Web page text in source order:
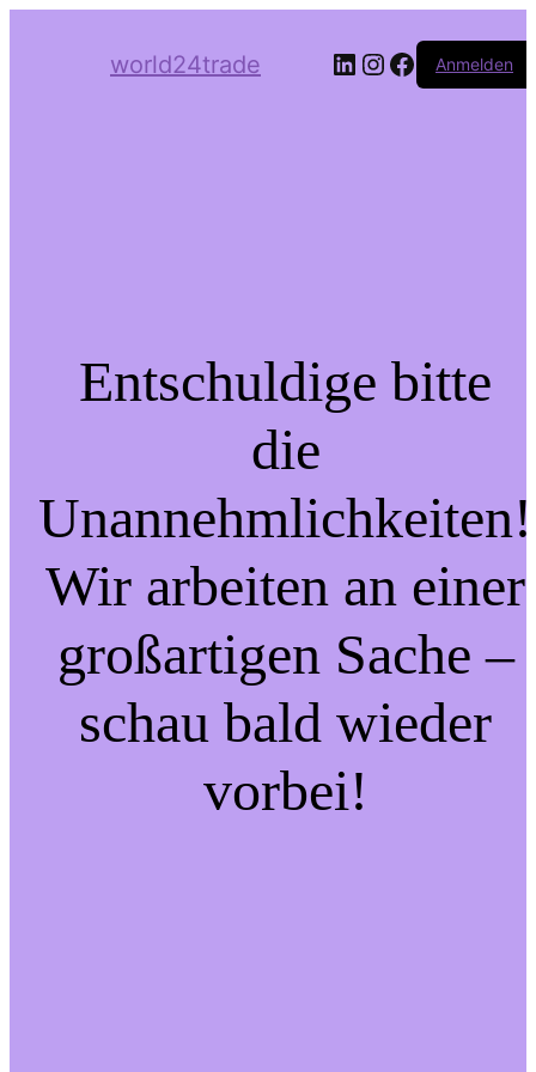
world24trade LinkedIn
Instagram
Facebook
Anmelden
Entschuldige bitte
die
Unannehmlichkeiten!
Wir arbeiten an einer
großartigen Sache –
schau bald wieder
vorbei!